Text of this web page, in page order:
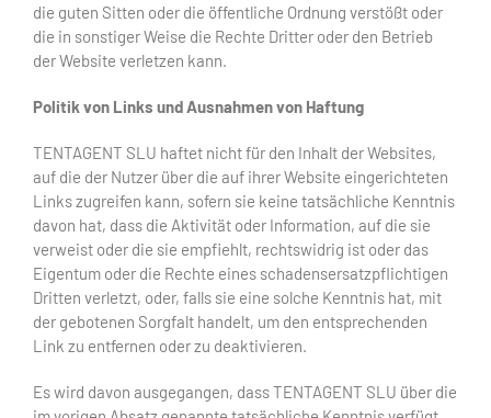
die guten Sitten oder die öffentliche Ordnung verstößt oder
die in sonstiger Weise die Rechte Dritter oder den Betrieb
der Website verletzen kann.
Politik von Links undAusnahmenvon Haftung
TENTAGENT SLU haftet nicht für den Inhalt der Websites,
auf die der Nutzer über die auf ihrer Website eingerichteten
Links zugreifen kann, sofern sie keine tatsächliche Kenntnis
davon hat, dass die Aktivität oder Information, auf die sie
verweist oder die sie empfiehlt, rechtswidrig ist oder das
Eigentum oder die Rechte eines schadensersatzpflichtigen
Dritten verletzt, oder, falls sie eine solche Kenntnis hat, mit
der gebotenen Sorgfalt handelt, um den entsprechenden
Link zu entfernen oder zu deaktivieren.
Es wird davon ausgegangen, dass TENTAGENT SLU über die